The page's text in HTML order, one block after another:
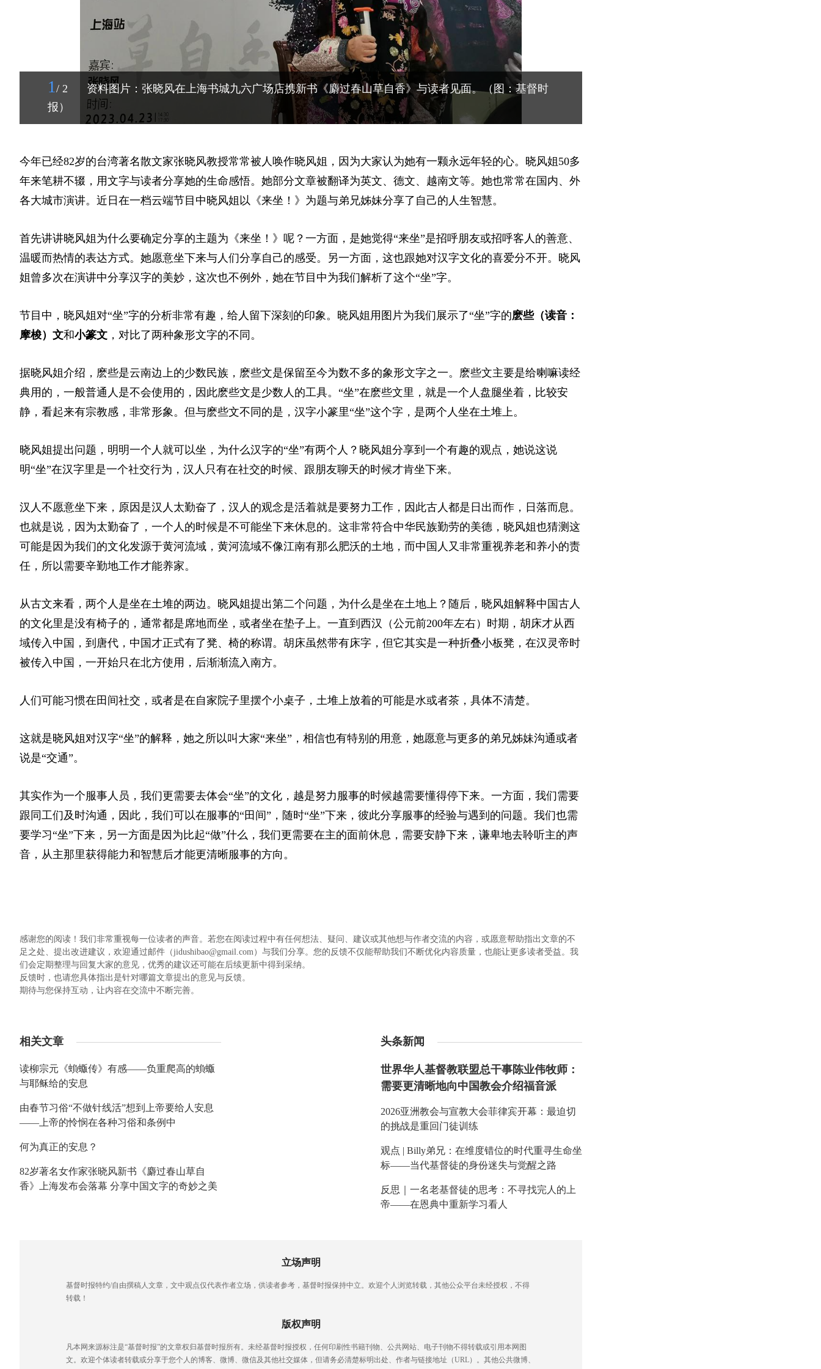
1 / 2
资料图片：张晓风在上海书城九六广场店携新书《麝过春山草自香》与读者见面。（图：基督时
报）
今年已经82岁的台湾著名散文家张晓风教授常常被人唤作晓风姐，因为大家认为她有一颗永远年轻的心。晓风姐50多
年来笔耕不辍，用文字与读者分享她的生命感悟。她部分文章被翻译为英文、德文、越南文等。她也常常在国内、外
各大城市演讲。近日在一档云端节目中晓风姐以《来坐！》为题与弟兄姊妹分享了自己的人生智慧。
首先讲讲晓风姐为什么要确定分享的主题为《来坐！》呢？一方面，是她觉得“来坐”是招呼朋友或招呼客人的善意、
温暖而热情的表达方式。她愿意坐下来与人们分享自己的感受。另一方面，这也跟她对汉字文化的喜爱分不开。晓风
姐曾多次在演讲中分享汉字的美妙，这次也不例外，她在节目中为我们解析了这个“坐”字。
节目中，晓风姐对“坐”字的分析非常有趣，给人留下深刻的印象。晓风姐用图片为我们展示了“坐”字的麽些（读音：
摩梭）文和小篆文 ，对比了两种象形文字的不同。
据晓风姐介绍，麽些是云南边上的少数民族，麽些文是保留至今为数不多的象形文字之一。麽些文主要是给喇嘛读经
典用的，一般普通人是不会使用的，因此麽些文是少数人的工具。“坐”在麽些文里，就是一个人盘腿坐着，比较安
静，看起来有宗教感，非常形象。但与麽些文不同的是，汉字小篆里“坐”这个字，是两个人坐在土堆上。
晓风姐提出问题，明明一个人就可以坐，为什么汉字的“坐”有两个人？晓风姐分享到一个有趣的观点，她说这说
明“坐”在汉字里是一个社交行为，汉人只有在社交的时候、跟朋友聊天的时候才肯坐下来。
汉人不愿意坐下来，原因是汉人太勤奋了，汉人的观念是活着就是要努力工作，因此古人都是日出而作，日落而息。
也就是说，因为太勤奋了，一个人的时候是不可能坐下来休息的。这非常符合中华民族勤劳的美德，晓风姐也猜测这
可能是因为我们的文化发源于黄河流域，黄河流域不像江南有那么肥沃的土地，而中国人又非常重视养老和养小的责
任，所以需要辛勤地工作才能养家。
从古文来看，两个人是坐在土堆的两边。晓风姐提出第二个问题，为什么是坐在土地上？随后，晓风姐解释中国古人
的文化里是没有椅子的，通常都是席地而坐，或者坐在垫子上。一直到西汉（公元前200年左右）时期，胡床才从西
域传入中国，到唐代，中国才正式有了凳、椅的称谓。胡床虽然带有床字，但它其实是一种折叠小板凳，在汉灵帝时
被传入中国，一开始只在北方使用，后渐渐流入南方。
人们可能习惯在田间社交，或者是在自家院子里摆个小桌子，土堆上放着的可能是水或者茶，具体不清楚。
这就是晓风姐对汉字“坐”的解释，她之所以叫大家“来坐”，相信也有特别的用意，她愿意与更多的弟兄姊妹沟通或者
说是“交通”。
其实作为一个服事人员，我们更需要去体会“坐”的文化，越是努力服事的时候越需要懂得停下来。一方面，我们需要
跟同工们及时沟通，因此，我们可以在服事的“田间”，随时“坐”下来，彼此分享服事的经验与遇到的问题。我们也需
要学习“坐”下来，另一方面是因为比起“做”什么，我们更需要在主的面前休息，需要安静下来，谦卑地去聆听主的声
音，从主那里获得能力和智慧后才能更清晰服事的方向。
感谢您的阅读！我们非常重视每一位读者的声音。若您在阅读过程中有任何想法、疑问、建议或其他想与作者交流的内容，或愿意帮助指出文章的不
足之处、提出改进建议，欢迎通过邮件（jidushibao@gmail.com）与我们分享。您的反馈不仅能帮助我们不断优化内容质量，也能让更多读者受益。我
们会定期整理与回复大家的意见，优秀的建议还可能在后续更新中得到采纳。
反馈时，也请您具体指出是针对哪篇文章提出的意见与反馈。
期待与您保持互动，让内容在交流中不断完善。
相关文章
读柳宗元《蝜蝂传》有感——负重爬高的蝜蝂
与耶稣给的安息
由春节习俗“不做针线活”想到上帝要给人安息
——上帝的怜悯在各种习俗和条例中
何为真正的安息？
82岁著名女作家张晓风新书《麝过春山草自
香》上海发布会落幕 分享中国文字的奇妙之美
头条新闻
世界华人基督教联盟总干事陈业伟牧师：
需要更清晰地向中国教会介绍福音派
2026亚洲教会与宣教大会菲律宾开幕：最迫切
的挑战是重回门徒训练
观点 | Billy弟兄：在维度错位的时代重寻生命坐
标——当代基督徒的身份迷失与觉醒之路
反思｜一名老基督徒的思考：不寻找完人的上
帝——在恩典中重新学习看人
立场声明
基督时报特约/自由撰稿人文章，文中观点仅代表作者立场，供读者参考，基督时报保持中立。欢迎个人浏览转载，其他公众平台未经授权，不得
转载！
版权声明
凡本网来源标注是“基督时报”的文章权归基督时报所有。未经基督时报授权，任何印刷性书籍刊物、公共网站、电子刊物不得转载或引用本网图
文。欢迎个体读者转载或分享于您个人的博客、微博、微信及其他社交媒体，但请务必清楚标明出处、作者与链接地址（URL）。其他公共微博、